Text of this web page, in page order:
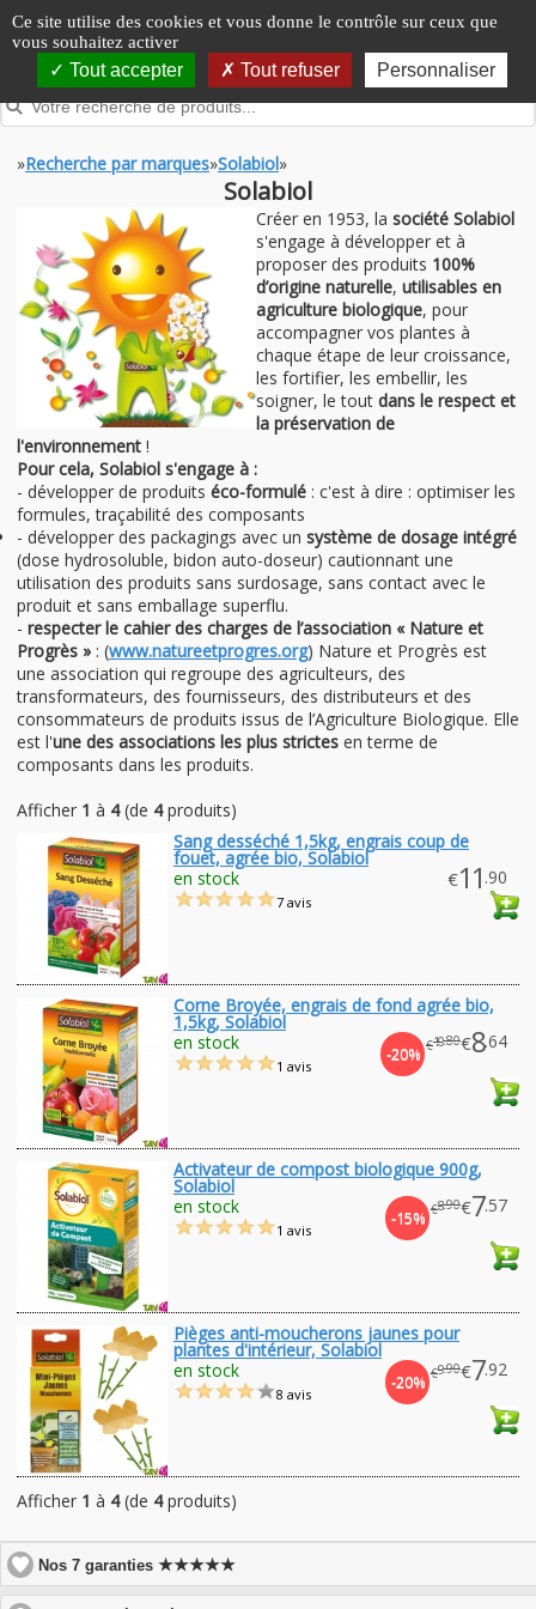
Panneau de gestion des cookies
Ce site utilise des cookies et vous donne le contrôle sur ceux que
vous souhaitez activer
Tout accepter Tout refuser Personnaliser
»Recherche par marques»Solabiol»
Solabiol
Créer en 1953, la société Solabiol
s'engage à développer et à
proposer des produits 100%
d’origine naturelle, utilisables en
agriculture biologique, pour
accompagner vos plantes à
chaque étape de leur croissance,
les fortifier, les embellir, les
soigner, le tout dans le respect et
la préservation de
l'environnement !
Pour cela, Solabiol s'engage à :
- développer de produits éco-formulé : c'est à dire : optimiser les
formules, traçabilité des composants
- développer des packagings avec un système de dosage intégré
(dose hydrosoluble, bidon auto-doseur) cautionnant une
utilisation des produits sans surdosage, sans contact avec le
produit et sans emballage superflu.
- respecter le cahier des charges de l’association « Nature et
Progrès » : (www.natureetprogres.org) Nature et Progrès est
une association qui regroupe des agriculteurs, des
transformateurs, des fournisseurs, des distributeurs et des
consommateurs de produits issus de l’Agriculture Biologique. Elle
est l'une des associations les plus strictes en terme de
composants dans les produits.
Afficher 1 à 4(de 4produits)
Sang desséché 1,5kg, engrais coup de
fouet, agrée bio, Solabiol
€11 .90
en stock
7 avis
Corne Broyée, engrais de fond agrée bio,
1,5kg, Solabiol
-20% €10.80€8.64
en stock
1 avis
Activateur de compost biologique 900g,
Solabiol
-15% €8.90€7.57
en stock
1 avis
Pièges anti-moucherons jaunes pour
plantes d'intérieur, Solabiol
-20% €9.90€7.92
en stock
8 avis
Afficher 1 à 4(de 4produits)
Nos 7 garanties★★★★★